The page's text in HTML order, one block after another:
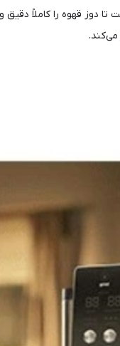
تا دوز قهوه را کاملاً
می‌کند.